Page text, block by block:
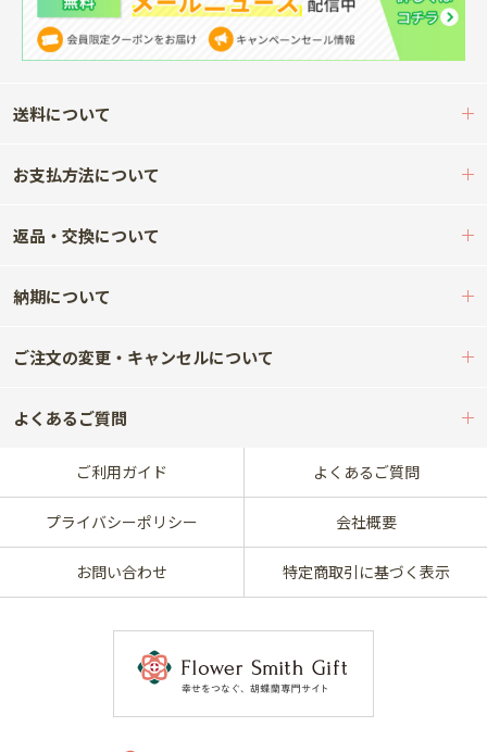
送料について
お支払方法について
返品・交換について
納期について
ご注文の変更・キャンセルについて
よくあるご質問
ご利用ガイド よくあるご質問
プライバシーポリシー 会社概要
お問い合わせ 特定商取引に基づく表示